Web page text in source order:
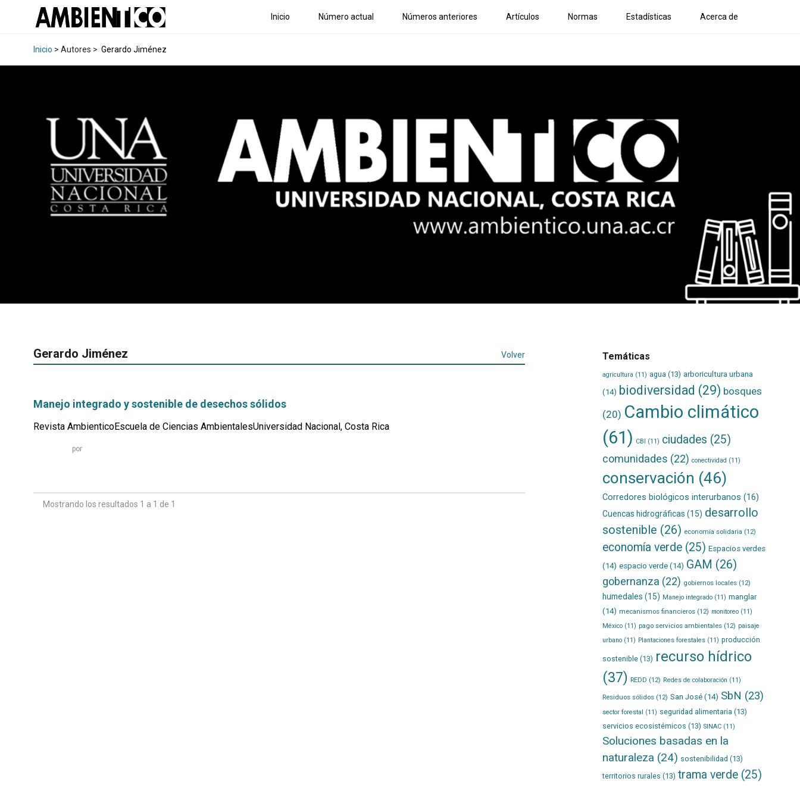
Inicio Número actual Números anteriores Artículos Normas Estadísticas Acerca de
Inicio > Autores > Gerardo Jiménez
Gerardo Jiménez Volver
Manejo integrado y sostenible de desechos sólidos
Revista AmbienticoEscuela de Ciencias AmbientalesUniversidad Nacional, Costa Rica
por
Mostrando los resultados 1 a 1 de 1
Temáticas
agricultura (11) agua (13) arboricultura urbana
(14) biodiversidad (29) bosques
(20) Cambio climático
(61) CBI (11) ciudades (25)
comunidades (22) conectividad (11)
conservación (46)
Corredores biológicos interurbanos (16)
Cuencas hidrográficas (15) desarrollo
sostenible (26) economía solidaria (12)
economía verde(25) Espacios verdes
(14) espacio verde(14) GAM (26)
gobernanza (22) gobiernos locales(12)
humedales (15) Manejo integrado(11) manglar
(14) mecanismos financieros(12) monitoreo(11)
México(11) pago servicios ambientales(12) paisaje
urbano(11) Plantaciones forestales(11) producción
sostenible(13) recurso hídrico
(37) REDD (12) Redes de colaboración (11)
Residuos sólidos(12) San José(14) SbN (23)
sector forestal (11) seguridad alimentaria (13)
servicios ecosistémicos (13) SINAC(11)
Soluciones basadas en la
naturaleza (24) sostenibilidad (13)
territorios rurales (13) trama verde(25)